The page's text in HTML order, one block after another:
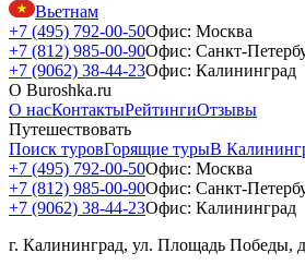
Вьетнам
+7 (495) 792-00-50Офис: Москва
+7 (812) 985-00-90Офис: Санкт-
+7 (9062) 38-44-23Офис: Калининград
О Buroshka.ru
О насКонтактыРейтингиОтзывы
Путешествовать
Поиск туровГорящие турыВ
+7 (495) 792-00-50Офис: Москва
+7 (812) 985-00-90Офис: Санкт-
+7 (9062) 38-44-23Офис: Калининград
г. Калининград, ул. Площадь Победы,